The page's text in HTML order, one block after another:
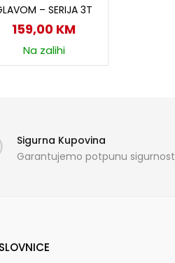
– SERIJA 3T
159,00 KM
Na zalihi
Sigurna Kupovina
Garantujemo potpunu sigurnost